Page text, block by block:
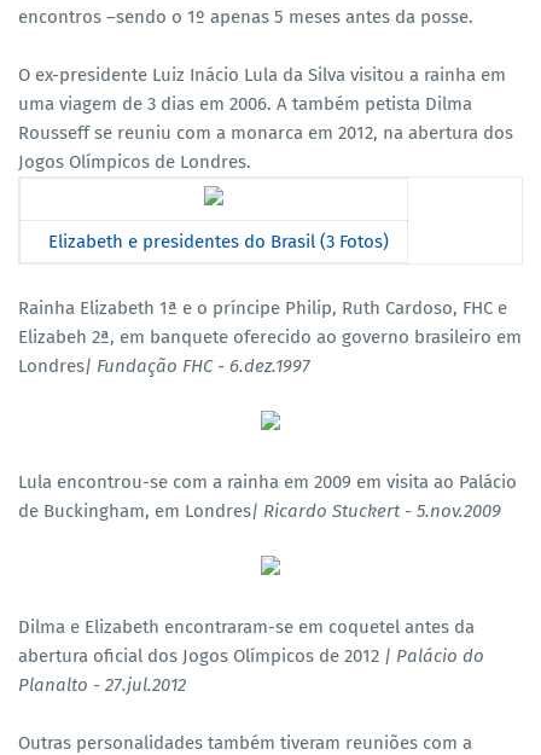
encontros –sendo o 1º apenas 5 meses antes da posse.
O ex-presidente Luiz Inácio Lula da Silva visitou a rainha em
uma viagem de 3 dias em 2006. A também petista Dilma
Rousseff se reuniu com a monarca em 2012, na abertura dos
Jogos Olímpicos de Londres.
Elizabeth e presidentes do Brasil (3 Fotos)
Rainha Elizabeth 1ª e o príncipe Philip, Ruth Cardoso, FHC e
Elizabeh 2ª, em banquete oferecido ao governo brasileiro em
Londres| Fundação FHC - 6.dez.1997
Lula encontrou-se com a rainha em 2009 em visita ao Palácio
de Buckingham, em Londres| Ricardo Stuckert - 5.nov.2009
Dilma e Elizabeth encontraram-se em coquetel antes da
abertura oficial dos Jogos Olímpicos de 2012 | Palácio do
Planalto - 27.jul.2012
Outras personalidades também tiveram reuniões com a